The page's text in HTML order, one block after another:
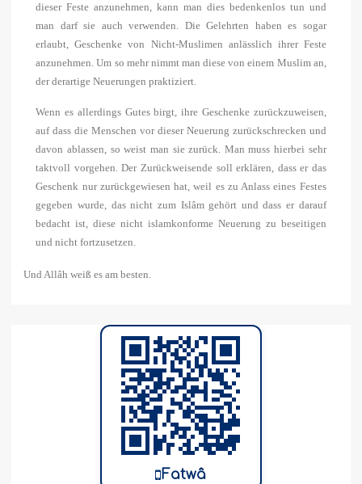
dieser Feste anzunehmen, kann man dies bedenkenlos tun und
man darf sie auch verwenden. Die Gelehrten haben es sogar
erlaubt, Geschenke von Nicht-Muslimen anlässlich ihrer Feste
anzunehmen. Um so mehr nimmt man diese von einem Muslim an,
der derartige Neuerungen praktiziert.
Wenn es allerdings Gutes birgt, ihre Geschenke zurückzuweisen,
auf dass die Menschen vor dieser Neuerung zurückschrecken und
davon ablassen, so weist man sie zurück. Man muss hierbei sehr
taktvoll vorgehen. Der Zurückweisende soll erklären, dass er das
Geschenk nur zurückgewiesen hat, weil es zu Anlass eines Festes
gegeben wurde, das nicht zum Islâm gehört und dass er darauf
bedacht ist, diese nicht islamkonforme Neuerung zu beseitigen
und nicht fortzusetzen.
Und Allâh weiß es am besten.
Fatwâ